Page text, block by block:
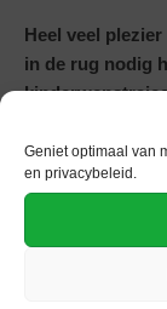
Geniet optimaal van
en privacybeleid.
Heel veel
in de rug nodig